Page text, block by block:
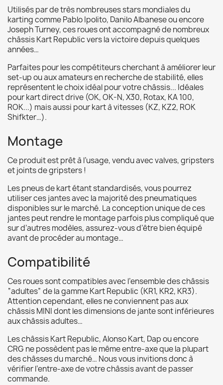
Utilisés par de très nombreuses stars mondiales du
karting comme Pablo Ipolito, Danilo Albanese ou encore
Joseph Turney, ces roues ont accompagné de nombreux
châssis Kart Republic vers la victoire depuis quelques
années…
Parfaites pour les compétiteurs cherchant à améliorer leur
set-up ou aux amateurs en recherche de stabilité, elles
représentent le choix idéal pour votre châssis... Idéales
pour kart direct drive (OK, OK-N, X30, Rotax, KA 100,
ROK...) mais aussi pour kart à vitesses (KZ, KZ2, ROK
Shifkter…).
Montage
Ce produit est prêt à l’usage, vendu avec valves, gripsters
et joints de gripsters !
Les pneus de kart étant standardisés, vous pourrez
utiliser ces jantes avec la majorité des pneumatiques
disponibles sur le marché. La conception unique de ces
jantes peut rendre le montage parfois plus compliqué que
sur d’autres modèles, assurez-vous d’être bien équipé
avant de procéder au montage…
Compatibilité
Ces roues sont compatibles avec l’ensemble des châssis
“adultes” de la gamme Kart Republic (KR1, KR2, KR3).
Attention cependant, elles ne conviennent pas aux
châssis MINI dont les dimensions de jante sont inférieures
aux châssis adultes…
Les châssis Kart Republic, Alonso Kart, Dap ou encore
CRG ne possèdent pas le même entre-axe que la plupart
des châsses du marché… Nous vous invitions donc à
vérifier l’entre-axe de votre châssis avant de passer
commande.